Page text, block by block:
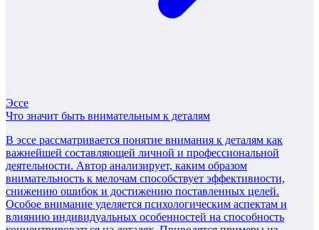
Эссе
Что значит быть внимательным к деталям
В эссе рассматривается понятие внимания к деталям как
важнейшей составляющей личной и профессиональной
деятельности. Автор анализирует, каким образом
внимательность к мелочам способствует эффективности,
снижению ошибок и достижению поставленных целей.
Особое внимание уделяется психологическим аспектам и
влиянию индивидуальных особенностей на способность